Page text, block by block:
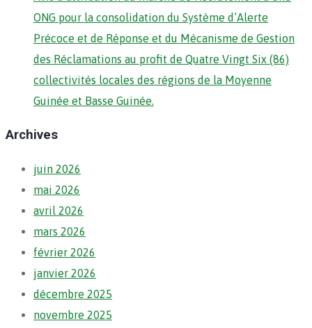
ONG pour la consolidation du Système d’Alerte
Précoce et de Réponse et du Mécanisme de Gestion
des Réclamations au profit de Quatre Vingt Six (86)
collectivités locales des régions de la Moyenne
Guinée et Basse Guinée.
Archives
juin 2026
mai 2026
avril 2026
mars 2026
février 2026
janvier 2026
décembre 2025
novembre 2025